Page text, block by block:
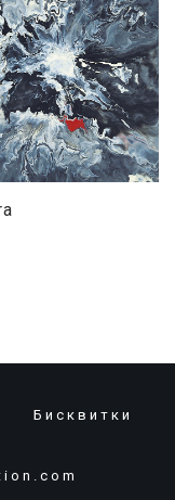
Бисквитки